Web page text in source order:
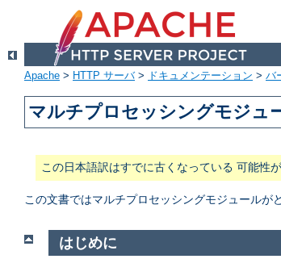
Apache > HTTP サーバ> ドキュメンテーション > バ
マルチプロセッシングモジュ
この日本語訳はすでに古くなっている 可能性
この文書ではマルチプロセッシングモジュールが
はじめに